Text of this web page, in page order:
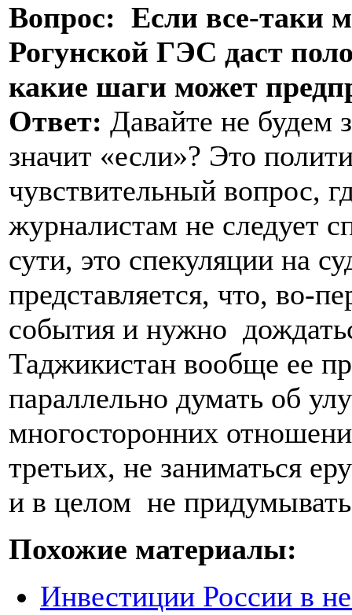
Вопрос: Если все-таки
Рогунской ГЭС даст
какие шаги может
Ответ: Давайте не будем
значит «если»? Это
чувствительный вопрос,
журналистам не следует
сути, это спекуляции на
представляется, что, во-
события и нужно
Таджикистан вообще ее
параллельно думать об
многосторонних
третьих, не заниматься
и в целом не
Похожие материалы:
Инвестиции России в